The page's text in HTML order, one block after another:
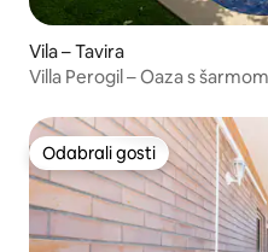
Vila – Tavira
Villa Perogil – Oaza s
Odabrali gosti
Odabrali gosti